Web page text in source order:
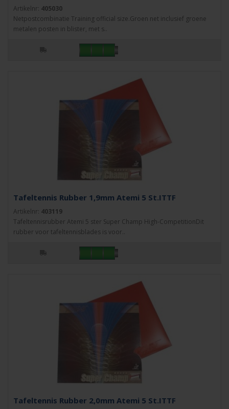
Artikelnr: 405030
Netpostcombinatie Training official size.Groen net inclusief groene
metalen posten in blister, met s..
Tafeltennis Rubber 1,9mm Atemi 5 St.ITTF
Artikelnr: 403119
Tafeltennisrubber Atemi 5 ster Super Champ High-CompetitionDit
rubber voor tafeltennisblades is voor..
Tafeltennis Rubber 2,0mm Atemi 5 St.ITTF